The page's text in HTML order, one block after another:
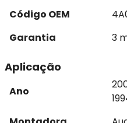
Código OEM
Garantia
3
Aplicação
Ano